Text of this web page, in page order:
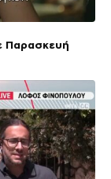
Παρασκευή